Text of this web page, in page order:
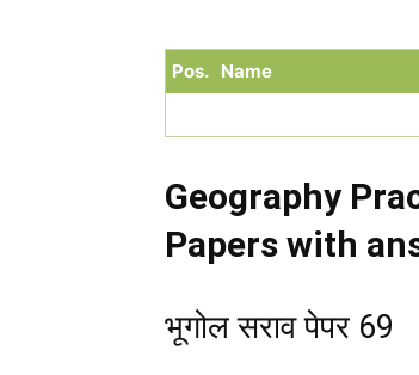
Pos. Name
Geography
Papers with
भूगोल सराव पेपर 69